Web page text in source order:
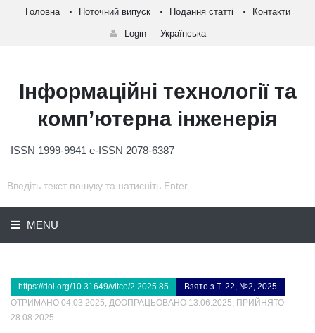
Головна Поточний випуск Подання статті Контакти
Login Українська
Інформаційні технології та
комп’ютерна інженерія
ISSN 1999-9941 e-ISSN 2078-6387
MENU
https://doi.org/10.31649/vitce/2.2025.85
Взято з Т. 22, №2, 2025
ОТРИМАНО 04.03.2025, ДООПРАЦЬОВАНО 13.06.2025, ПРИЙНЯТО
28.08.2025